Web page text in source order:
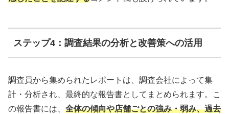
ステップ4：調査結果の分析と改善策への活用
調査員から集められたレポートは、調査会社によって集
計・分析され、最終的な報告書としてまとめられます。こ
の報告書には、 全体の傾向や店舗ごとの強み・弱み、過去